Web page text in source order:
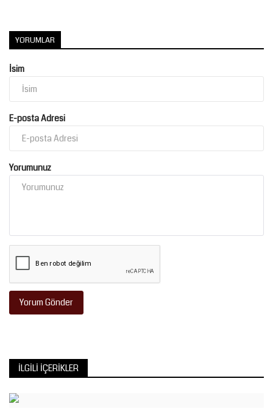
YORUMLAR
İsim
E-posta Adresi
Yorumunuz
Yorum Gönder
İLGILI İÇERIKLER